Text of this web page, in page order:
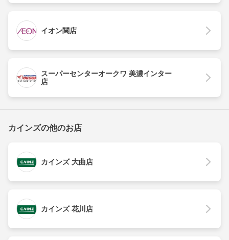
イオン関店
スーパーセンターオークワ 美濃インター
店
カインズの他のお店
カインズ 大曲店
カインズ 花川店